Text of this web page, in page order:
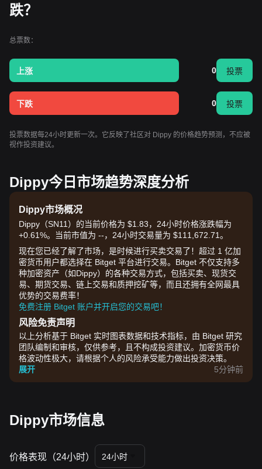
跌？
总票数：
上涨 0 投票
下跌 0 投票
投票数据每24小时更新一次。它反映了社区对 Dippy 的价格趋势预测，不应被
视作投资建议。
Dippy今日市场趋势深度分析
Dippy市场概况
Dippy（SN11）的当前价格为 $1.83，24小时价格涨跌幅为
+0.61%。当前市值为 --，24小时交易量为 $111,672.71。
现在您已经了解了市场，是时候进行买卖交易了！超过 1 亿加
密货币用户都选择在 Bitget 平台进行交易。Bitget 不仅支持多
种加密资产（如Dippy）的各种交易方式，包括买卖、现货交
易、期货交易、链上交易和质押挖矿等，而且还拥有全网最具
优势的交易费率！
免费注册 Bitget 账户并开启您的交易吧！
风险免责声明
以上分析基于 Bitget 实时图表数据和技术指标，由 Bitget 研究
团队编制和审核，仅供参考，且不构成投资建议。加密货币价
格波动性极大，请根据个人的风险承受能力做出投资决策。
展开
5分钟前
Dippy市场信息
价格表现（24小时） 24小时